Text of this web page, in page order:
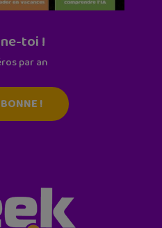
toi !
par an
!